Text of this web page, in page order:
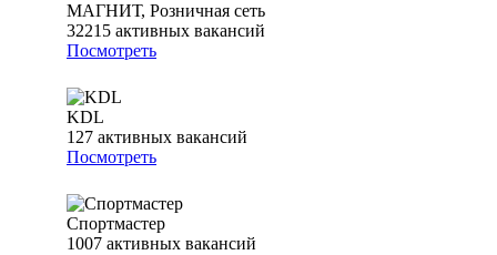
МАГНИТ, Розничная сеть
32215 активных вакансий
Посмотреть
KDL
127 активных вакансий
Посмотреть
Спортмастер
1007 активных вакансий